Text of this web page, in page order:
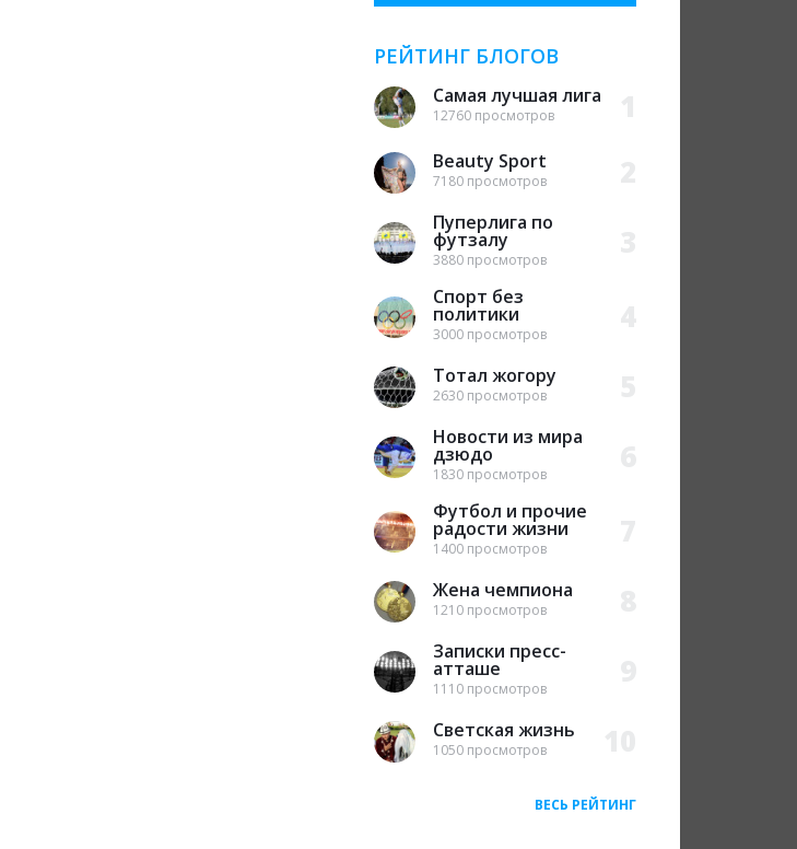
РЕЙТИНГ БЛОГОВ
Самая лучшая лига
12760 просмотров
Beauty Sport
7180 просмотров
Пуперлига по
футзалу
3880 просмотров
Спорт без
политики
3000 просмотров
Тотал жогору
2630 просмотров
Новости из мира
дзюдо
1830 просмотров
Футбол и прочие
радости жизни
1400 просмотров
Жена чемпиона
1210 просмотров
Записки пресс-
атташе
1110 просмотров
Светская жизнь
1050 просмотров
ВЕСЬ РЕЙТИНГ